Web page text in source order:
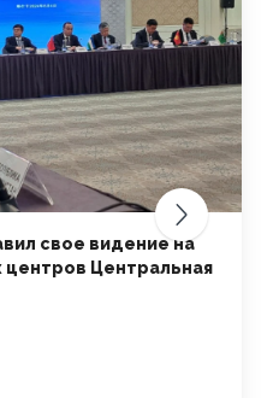
свое видение на
Центральная